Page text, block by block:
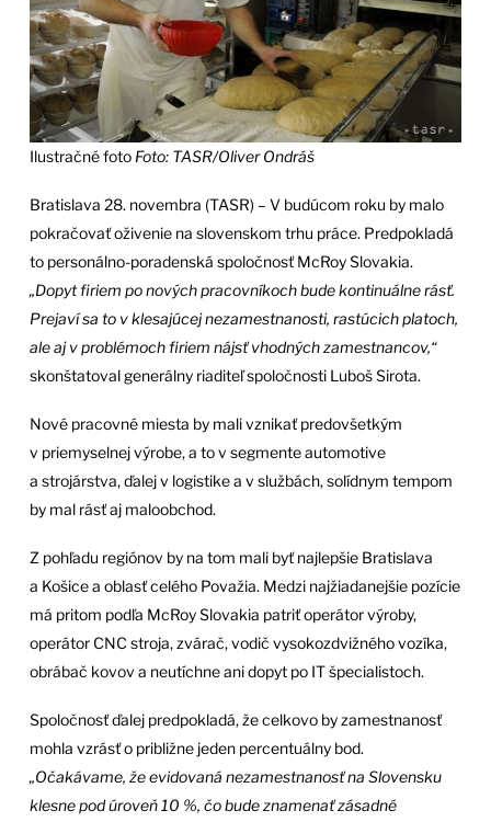
Ilustračné foto Foto: TASR/Oliver Ondráš
Bratislava 28. novembra (TASR) – V budúcom roku by malo
pokračovať oživenie na slovenskom trhu práce. Predpokladá
to personálno-poradenská spoločnosť McRoy Slovakia.
„Dopyt firiem po nových pracovníkoch bude kontinuálne rásť.
Prejaví sa to v klesajúcej nezamestnanosti, rastúcich platoch,
ale aj v problémoch firiem nájsť vhodných zamestnancov,“
skonštatoval generálny riaditeľ spoločnosti Luboš Sirota.
Nové pracovné miesta by mali vznikať predovšetkým
v priemyselnej výrobe, a to v segmente automotive
a strojárstva, ďalej v logistike a v službách, solídnym tempom
by mal rásť aj maloobchod.
Z pohľadu regiónov by na tom mali byť najlepšie Bratislava
a Košice a oblasť celého Považia. Medzi najžiadanejšie pozície
má pritom podľa McRoy Slovakia patriť operátor výroby,
operátor CNC stroja, zvárač, vodič vysokozdvižného vozíka,
obrábač kovov a neutíchne ani dopyt po IT špecialistoch.
Spoločnosť ďalej predpokladá, že celkovo by zamestnanosť
mohla vzrásť o približne jeden percentuálny bod.
„Očakávame, že evidovaná nezamestnanosť na Slovensku
klesne pod úroveň 10 %, čo bude znamenať zásadné